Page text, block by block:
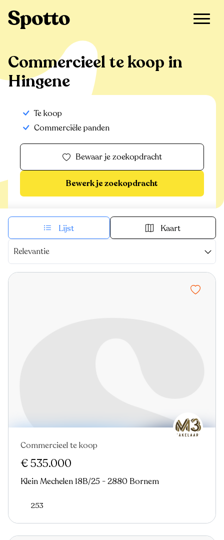
Hingene
Commercieel te koop in
Hingene
Te koop
Commerciële panden
Bewaar je zoekopdracht
Bewerk je zoekopdracht
Lijst Kaart
Relevantie
Commercieel te koop
€ 535.000
Klein Mechelen 18B/25 - 2880 Bornem
253